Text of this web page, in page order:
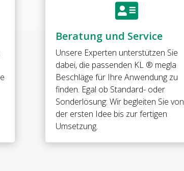

Beratung und Service
Unsere Experten unterstützen Sie
dabei, die passenden KL ® megla
Beschläge für Ihre Anwendung zu
finden. Egal ob Standard- oder
Sonderlösung: Wir begleiten Sie von
der ersten Idee bis zur fertigen
Umsetzung.